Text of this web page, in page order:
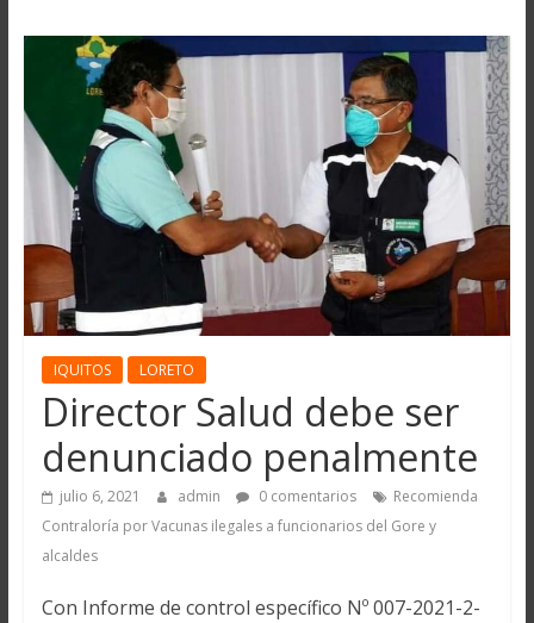
IQUITOS LORETO
Director Salud debe ser
denunciado penalmente
julio 6, 2021 admin 0 comentarios
Recomienda
Contraloría por Vacunas ilegales a funcionarios del Gore y
alcaldes
Con Informe de control específico Nº 007-2021-2-